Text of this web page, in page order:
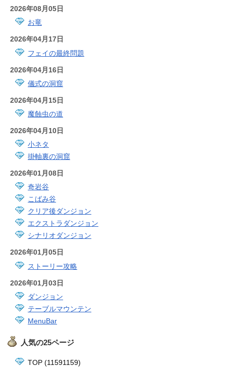
2026年08月05日
お竜
2026年04月17日
フェイの最終問題
2026年04月16日
儀式の洞窟
2026年04月15日
魔蝕虫の道
2026年04月10日
小ネタ
掛軸裏の洞窟
2026年01月08日
奇岩谷
こばみ谷
クリア後ダンジョン
エクストラダンジョン
シナリオダンジョン
2026年01月05日
ストーリー攻略
2026年01月03日
ダンジョン
テーブルマウンテン
MenuBar
人気の25ページ
TOP (11591159)